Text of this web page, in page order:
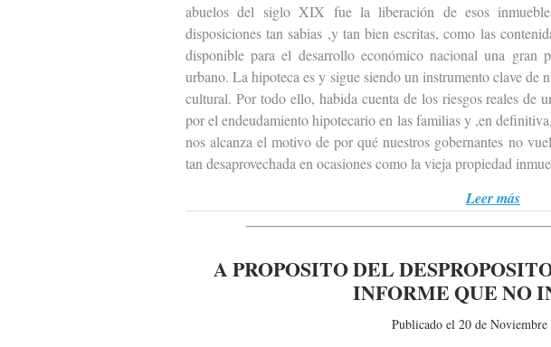
abuelos del siglo XIX fue la liberación de esos
disposiciones tan sabias ,y tan bien escritas, como las
disponible para el desarrollo económico nacional una
urbano. La hipoteca es y sigue siendo un instrumento clave de
cultural. Por todo ello, habida cuenta de los riesgos reales de
por el endeudamiento hipotecario en las familias y ,en
nos alcanza el motivo de por qué nuestros gobernantes no
tan desaprovechada en ocasiones como la vieja propiedad
Leer más
A PROPOSITO DEL
INFORME QUE NO
Publicado el 20 de Noviembre